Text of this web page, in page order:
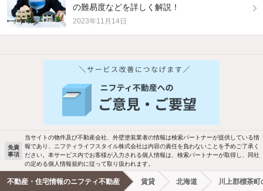
の難易度などを詳しく解説！
2023年11月14日
他の人はこんな条件で絞り込んでいます！
バス・トイレ別 2階以上
洗濯機置場あり 独立洗面台
エアコンあり 都市ガス
免責
事項
当サイトの物件及び不動産会社、外壁塗装業者の情報は検索パートナーが提供している情
報であり、ニフティライフスタイル株式会社は内容の責任を負わないことを予めご了承く
ださい。本サービス内でお客様が入力される個人情報は、検索パートナーが取得し、同社
の定める個人情報規約に従って取り扱われます。
不動産・住宅情報のニフティ不動産 賃貸 北海道 川上郡標茶